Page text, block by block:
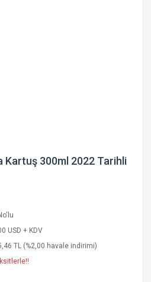
Kartuş 300ml 2022 Tarihli
USD + KDV
TL (%2,00 havale indirimi)